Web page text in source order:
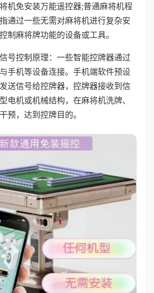
机免安装万能遥控器;普通麻将机程
通过一些无需对麻将机进行复杂安
制麻将牌功能的设备或工具。
号控制原理：一些智能控牌器通过
手机等设备连接。手机端软件预设
送信号给控牌器，控牌器接收到信
电机或机械结构，在麻将机洗牌、
预，达到控牌目的。